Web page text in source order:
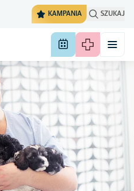
KAMPANIA SZUKAJ